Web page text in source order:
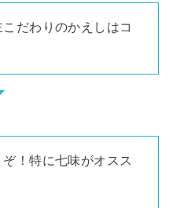
だわりのかえしはコ
！特に七味がオスス